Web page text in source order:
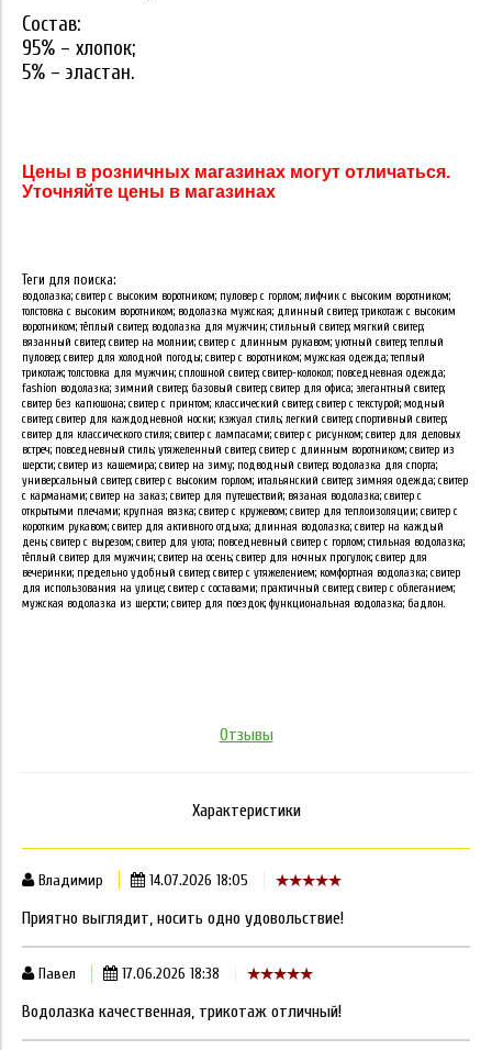
Состав:
95% – хлопок;
5% – эластан.
Цены в розничных магазинах могут отличаться.
Уточняйте цены в магазинах
Теги для поиска:
водолазка; свитер с высоким воротником; пуловер с горлом; лифчик с высоким воротником;
толстовка с высоким воротником; водолазка мужская; длинный свитер; трикотаж с высоким
воротником; тёплый свитер; водолазка для мужчин; стильный свитер; мягкий свитер;
вязанный свитер; свитер на молнии; свитер с длинным рукавом; уютный свитер; теплый
пуловер; свитер для холодной погоды; свитер с воротником; мужская одежда; теплый
трикотаж; толстовка для мужчин; сплошной свитер; свитер-колокол; повседневная одежда;
fashion водолазка; зимний свитер; базовый свитер; свитер для офиса; элегантный свитер;
свитер без капюшона; свитер с принтом; классический свитер; свитер с текстурой; модный
свитер; свитер для каждодневной носки; кэжуал стиль; легкий свитер; спортивный свитер;
свитер для классического стиля; свитер с лампасами; свитер с рисунком; свитер для деловых
встреч; повседневный стиль; утяжеленный свитер; свитер с длинным воротником; свитер из
шерсти; свитер из кашемира; свитер на зиму; подводный свитер; водолазка для спорта;
универсальный свитер; свитер с высоким горлом; итальянский свитер; зимняя одежда; свитер
с карманами; свитер на заказ; свитер для путешествий; вязаная водолазка; свитер с
открытыми плечами; крупная вязка; свитер с кружевом; свитер для теплоизоляции; свитер с
коротким рукавом; свитер для активного отдыха; длинная водолазка; свитер на каждый
день; свитер с вырезом; свитер для уюта; повседневный свитер с горлом; стильная водолазка;
тёплый свитер для мужчин; свитер на осень; свитер для ночных прогулок; свитер для
вечеринки; предельно удобный свитер; свитер с утяжелением; комфортная водолазка; свитер
для использования на улице; свитер с составами; практичный свитер; свитер с облеганием;
мужская водолазка из шерсти; свитер для поездок; функциональная водолазка; бадлон.
Отзывы
Характеристики
Владимир 14.07.2026 18:05
Приятно выглядит, носить одно удовольствие!
Павел 17.06.2026 18:38
Водолазка качественная, трикотаж отличный!